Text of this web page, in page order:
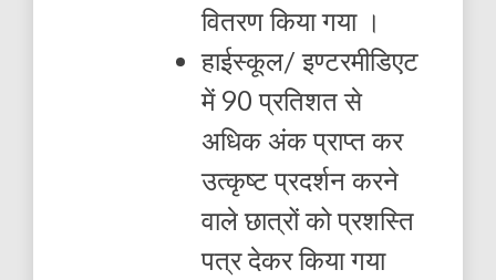
वितरण किया गया ।
हाईस्कूल/ इण्टरमीडिएट
में 90 प्रतिशत से
अधिक अंक प्राप्त कर
उत्कृष्ट प्रदर्शन करने
वाले छात्रों को प्रशस्ति
पत्र देकर किया गया